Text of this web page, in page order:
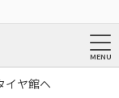
イヤ館へ